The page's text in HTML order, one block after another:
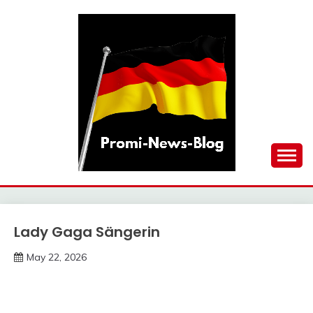
PROMI-NEWS-BLOG
Trends
Lady Gaga Sängerin
May 22, 2026